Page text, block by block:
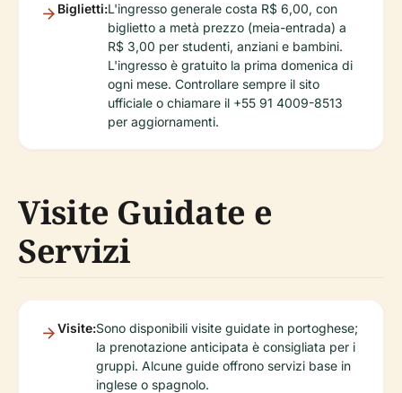
Biglietti:L'ingresso generale costa R$ 6,00, con
biglietto a metà prezzo (meia-entrada) a
R$ 3,00 per studenti, anziani e bambini.
L'ingresso è gratuito la prima domenica di
ogni mese. Controllare sempre il sito
ufficiale o chiamare il +55 91 4009-8513
per aggiornamenti.
Visite Guidate e
Servizi
Visite:Sono disponibili visite guidate in portoghese;
la prenotazione anticipata è consigliata per i
gruppi. Alcune guide offrono servizi base in
inglese o spagnolo.